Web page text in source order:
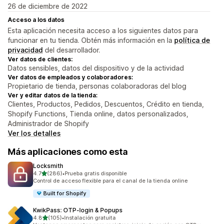
26 de diciembre de 2022
Acceso a los datos
Esta aplicación necesita acceso a los siguientes datos para
funcionar en tu tienda. Obtén más información en la política de
privacidad del desarrollador.
Ver datos de clientes:
Datos sensibles, datos del dispositivo y de la actividad
Ver datos de empleados y colaboradores:
Propietario de tienda, personas colaboradoras del blog
Ver y editar datos de la tienda:
Clientes, Productos, Pedidos, Descuentos, Crédito en tienda,
Shopify Functions, Tienda online, datos personalizados,
Administrador de Shopify
Ver los detalles
Más aplicaciones como esta
Locksmith
4.7de 5 estrellas
(286)
286 reseñas en total
•Prueba gratis disponible
Control de acceso flexible para el canal de la tienda online
Built for Shopify
KwikPass: OTP‑login & Popups
4.8de 5 estrellas
(105)
105 reseñas en total
•Instalación gratuita